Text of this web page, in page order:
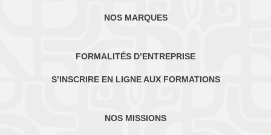
NOS MARQUES
FORMALITÉS D’ENTREPRISE
S’INSCRIRE EN LIGNE AUX FORMATIONS
NOS MISSIONS